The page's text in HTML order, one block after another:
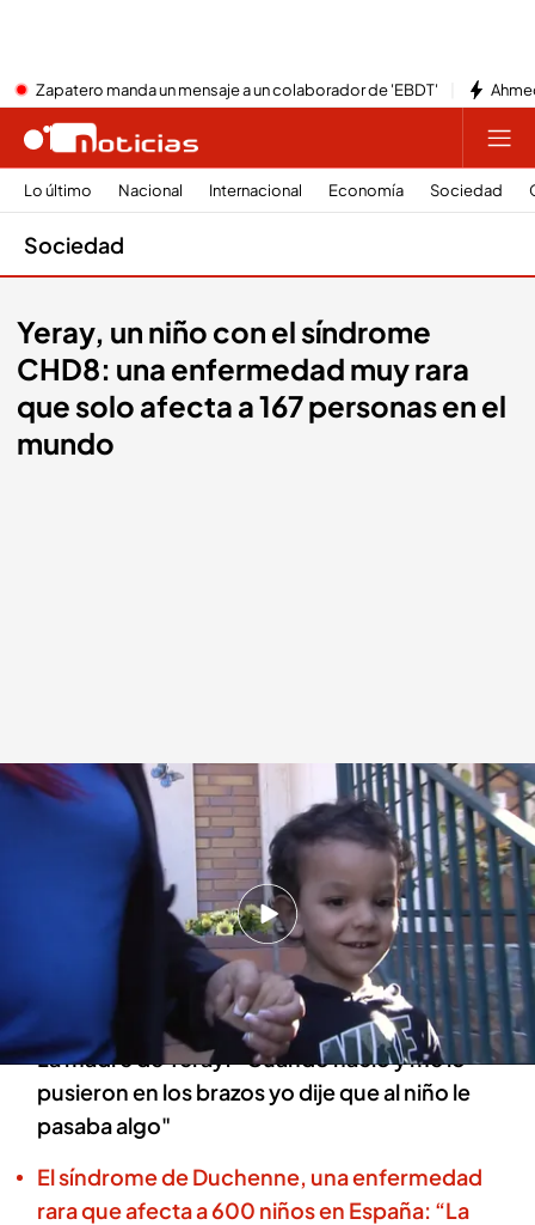
Zapatero manda un mensaje a un colaborador de 'EBDT'
Lo último Nacional Internacional Economía Sociedad
Sociedad
Yeray, un niño con el síndrome
CHD8: una enfermedad muy rara
que solo afecta a 167 personas en el
mundo
Así es el síndrome CHD8
Redacción digital Noticias Cuatro
18 JUN 2024 - 09:00h.
El síndrome CHD8 se diagnosticó por primera
vez hace 12 años y se suele confundir con el
autismo
La madre de Yeray: “Cuando nació y me lo
pusieron en los brazos yo dije que al niño le
pasaba algo"
El síndrome de Duchenne, una enfermedad
rara que afecta a 600 niños en España: “La